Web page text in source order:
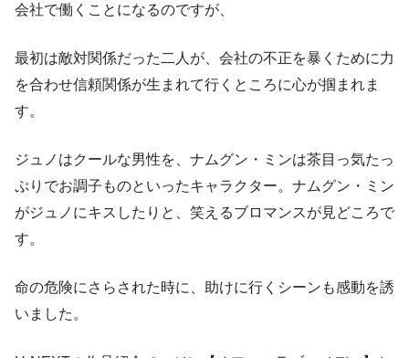
会社で働くことになるのですが、
最初は敵対関係だった二人が、会社の不正を暴くために力
を合わせ信頼関係が生まれて行くところに心が掴まれま
す。
ジュノはクールな男性を、ナムグン・ミンは茶目っ気たっ
ぷりでお調子ものといったキャラクター。ナムグン・ミン
がジュノにキスしたりと、笑えるブロマンスが見どころで
す。
命の危険にさらされた時に、助けに行くシーンも感動を誘
いました。